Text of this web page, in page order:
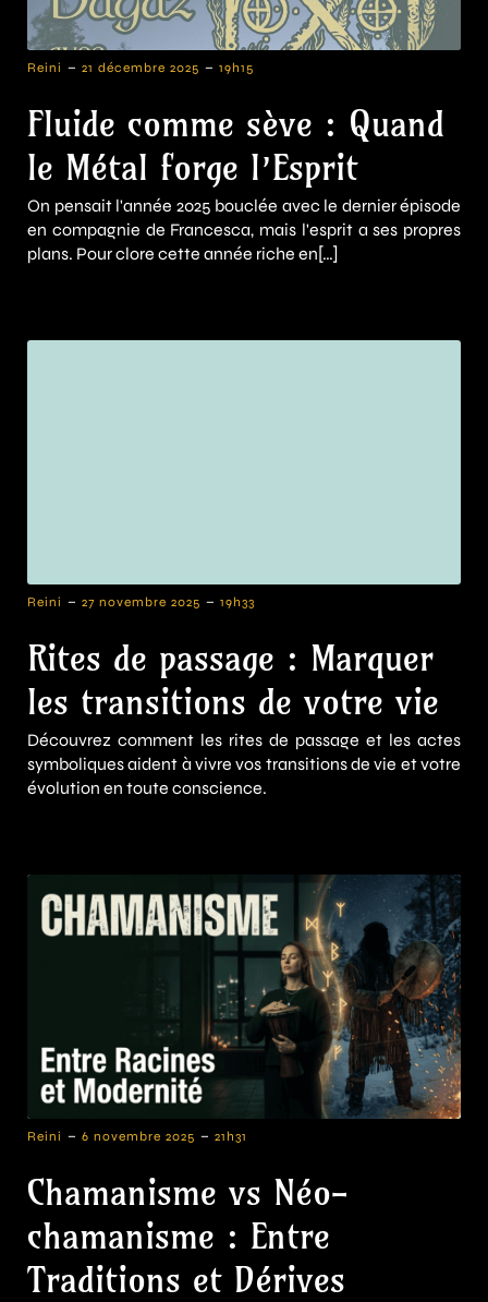
Reini - 21 décembre 2025 - 19h15
Fluide comme sève : Quand
le Métal forge l’Esprit
On pensait l'année 2025 bouclée avec le dernier épisode
en compagnie de Francesca, mais l'esprit a ses propres
plans. Pour clore cette année riche en[…]
Reini - 27 novembre 2025 - 19h33
Rites de passage : Marquer
les transitions de votre vie
Découvrez comment les rites de passage et les actes
symboliques aident à vivre vos transitions de vie et votre
évolution en toute conscience.
Reini - 6 novembre 2025 - 21h31
Chamanisme vs Néo-
chamanisme : Entre
Traditions et Dérives